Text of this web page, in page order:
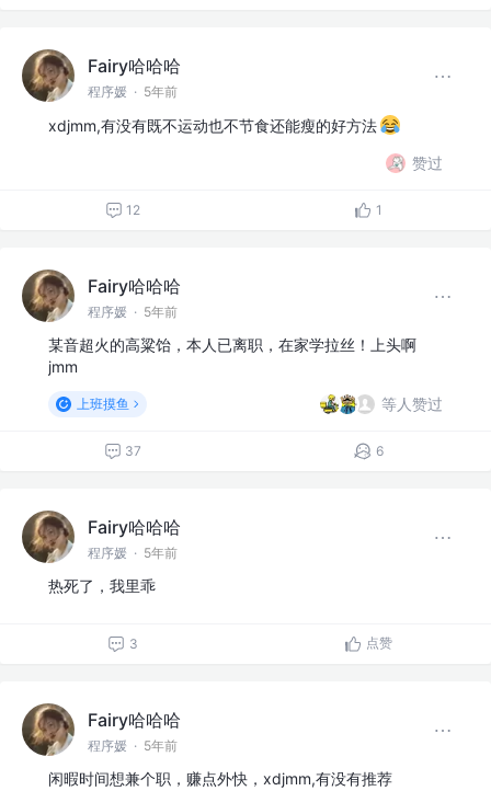
Fairy哈哈哈
程序媛 · 5年前
xdjmm,有没有既不运动也不节食还能瘦的好方法
赞过
12 1
Fairy哈哈哈
程序媛 · 5年前
某音超火的高粱饴，本人已离职，在家学拉丝！上头啊
jmm
上班摸鱼 等人赞过
37 6
Fairy哈哈哈
程序媛 · 5年前
热死了，我里乖
3 点赞
Fairy哈哈哈
程序媛 · 5年前
闲暇时间想兼个职，赚点外快，xdjmm,有没有推荐